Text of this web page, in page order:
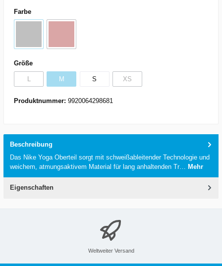
Farbe
Größe
L M S XS
Produktnummer: 9920064298681
Beschreibung
Das Nike Yoga Oberteil sorgt mit schweißableitender Technologie und
weichem, atmungsaktivem Material für lang anhaltenden Tr…
Mehr
Eigenschaften
Weltweiter Versand